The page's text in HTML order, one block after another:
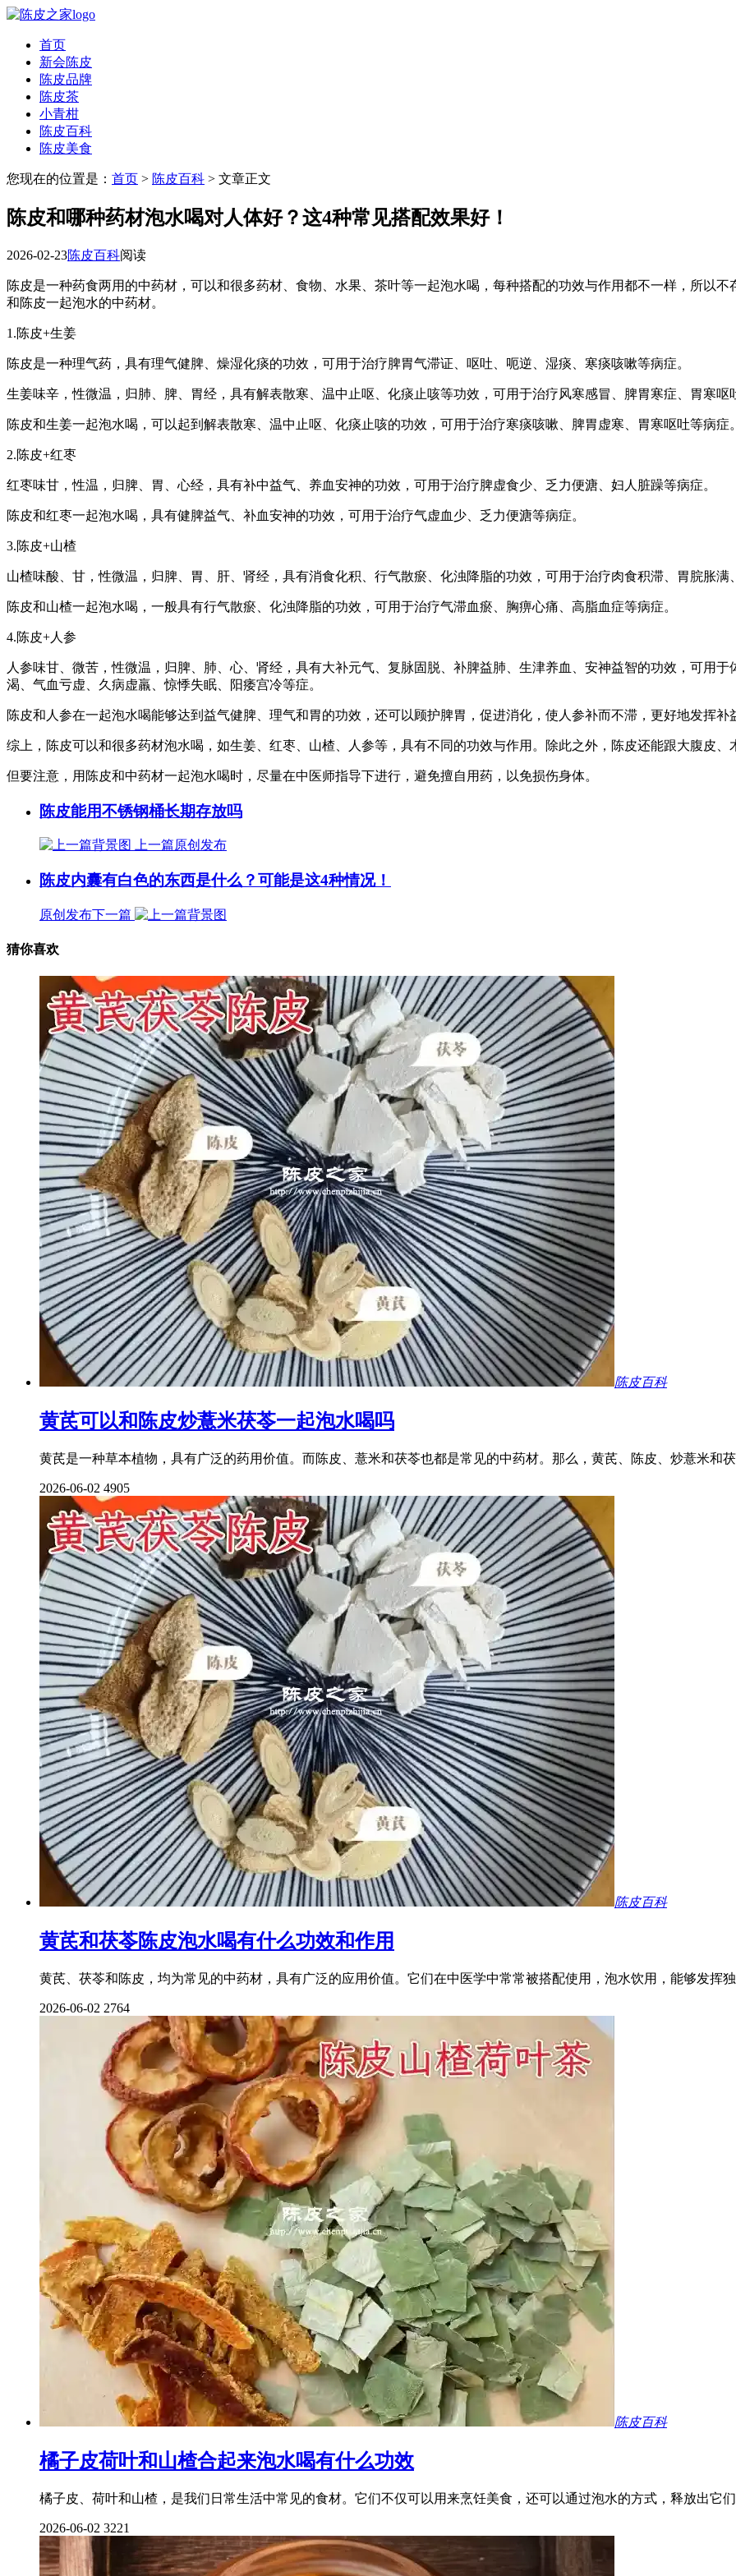
首页
新会陈皮
陈皮品牌
陈皮茶
小青柑
陈皮百科
陈皮美食
您现在的位置是： 首页 > 陈皮百科 > 文章正文
陈皮和哪种药材泡水喝对人体好？这4种常见搭配效果好！
2026-02-23陈皮百科阅读
陈皮是一种药食两用的中药材，可以和很多药材、食物、水果、茶叶等一起泡水喝，每种搭配的功效与作用都不一样，所以
和陈皮一起泡水的中药材。
1.陈皮+生姜
陈皮是一种理气药，具有理气健脾、燥湿化痰的功效，可用于治疗脾胃气滞证、呕吐、呃逆、湿痰、寒痰咳嗽等病症。
生姜味辛，性微温，归肺、脾、胃经，具有解表散寒、温中止呕、化痰止咳等功效，可用于治疗风寒感冒、脾胃寒症、胃寒呕
陈皮和生姜一起泡水喝，可以起到解表散寒、温中止呕、化痰止咳的功效，可用于治疗寒痰咳嗽、脾胃虚寒、胃寒呕吐等病症
2.陈皮+红枣
红枣味甘，性温，归脾、胃、心经，具有补中益气、养血安神的功效，可用于治疗脾虚食少、乏力便溏、妇人脏躁等病症。
陈皮和红枣一起泡水喝，具有健脾益气、补血安神的功效，可用于治疗气虚血少、乏力便溏等病症。
3.陈皮+山楂
山楂味酸、甘，性微温，归脾、胃、肝、肾经，具有消食化积、行气散瘀、化浊降脂的功效，可用于治疗肉食积滞、胃脘胀
陈皮和山楂一起泡水喝，一般具有行气散瘀、化浊降脂的功效，可用于治疗气滞血瘀、胸痹心痛、高脂血症等病症。
4.陈皮+人参
人参味甘、微苦，性微温，归脾、肺、心、肾经，具有大补元气、复脉固脱、补脾益肺、生津养血、安神益智的功效，可用
渴、气血亏虚、久病虚羸、惊悸失眠、阳痿宫冷等症。
陈皮和人参在一起泡水喝能够达到益气健脾、理气和胃的功效，还可以顾护脾胃，促进消化，使人参补而不滞，更好地发挥
综上，陈皮可以和很多药材泡水喝，如生姜、红枣、山楂、人参等，具有不同的功效与作用。除此之外，陈皮还能跟大腹皮
但要注意，用陈皮和中药材一起泡水喝时，尽量在中医师指导下进行，避免擅自用药，以免损伤身体。
陈皮能用不锈钢桶长期存放吗
上一篇原创发布
陈皮内囊有白色的东西是什么？可能是这4种情况！
原创发布下一篇
猜你喜欢
陈皮百科
黄芪可以和陈皮炒薏米茯苓一起泡水喝吗
黄芪是一种草本植物，具有广泛的药用价值。而陈皮、薏米和茯苓也都是常见的中药材。那么，黄芪、陈皮、炒薏米和
2026-06-02 4905
陈皮百科
黄芪和茯苓陈皮泡水喝有什么功效和作用
黄芪、茯苓和陈皮，均为常见的中药材，具有广泛的应用价值。它们在中医学中常常被搭配使用，泡水饮用，能够发挥
2026-06-02 2764
陈皮百科
橘子皮荷叶和山楂合起来泡水喝有什么功效
橘子皮、荷叶和山楂，是我们日常生活中常见的食材。它们不仅可以用来烹饪美食，还可以通过泡水的方式，释放出它
2026-06-02 3221